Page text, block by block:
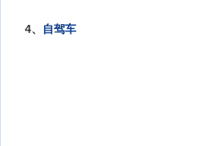
4、 自驾车